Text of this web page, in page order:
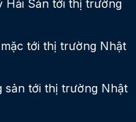
Hải Sản tới thị trường
tới thị trường Nhật
sản tới thị trường Nhật